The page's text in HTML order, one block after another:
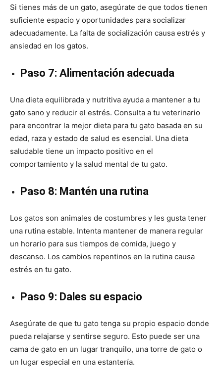
Si tienes más de un gato, asegúrate de que todos tienen
suficiente espacio y oportunidades para socializar
adecuadamente. La falta de socialización causa estrés y
ansiedad en los gatos.
Paso 7: Alimentación adecuada
Una dieta equilibrada y nutritiva ayuda a mantener a tu
gato sano y reducir el estrés. Consulta a tu veterinario
para encontrar la mejor dieta para tu gato basada en su
edad, raza y estado de salud es esencial. Una dieta
saludable tiene un impacto positivo en el
comportamiento y la salud mental de tu gato.
Paso 8: Mantén una rutina
Los gatos son animales de costumbres y les gusta tener
una rutina estable. Intenta mantener de manera regular
un horario para sus tiempos de comida, juego y
descanso. Los cambios repentinos en la rutina causa
estrés en tu gato.
Paso 9: Dales su espacio
Asegúrate de que tu gato tenga su propio espacio donde
pueda relajarse y sentirse seguro. Esto puede ser una
cama de gato en un lugar tranquilo, una torre de gato o
un lugar especial en una estantería.